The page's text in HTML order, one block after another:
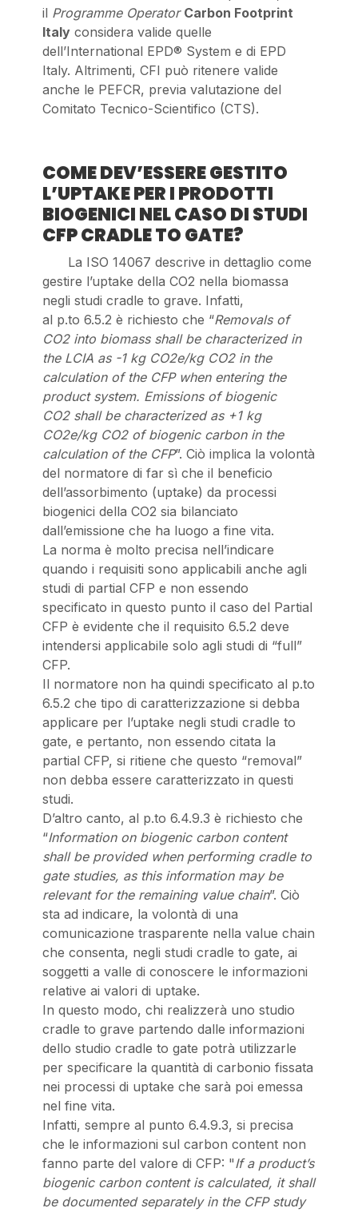
il Programme Operator Carbon Footprint
Italy considera valide quelle
dell’International EPD® System e di EPD
Italy. Altrimenti, CFI può ritenere valide
anche le PEFCR, previa valutazione del
Comitato Tecnico-Scientifico (CTS).
COME DEV’ESSERE GESTITO
L’UPTAKE PER I PRODOTTI
BIOGENICI NEL CASO DI STUDI
CFP CRADLE TO GATE?
La ISO 14067 descrive in dettaglio come
gestire l’uptake della CO2 nella biomassa
negli studi cradle to grave. Infatti,
al p.to 6.5.2 è richiesto che “Removals of
CO2 into biomass shall be characterized in
the LCIA as -1 kg CO2e/kg CO2 in the
calculation of the CFP when entering the
product system. Emissions of biogenic
CO2 shall be characterized as +1 kg
CO2e/kg CO2 of biogenic carbon in the
calculation of the CFP”. Ciò implica la volontà
del normatore di far sì che il beneficio
dell’assorbimento (uptake) da processi
biogenici della CO2 sia bilanciato
dall’emissione che ha luogo a fine vita.
La norma è molto precisa nell’indicare
quando i requisiti sono applicabili anche agli
studi di partial CFP e non essendo
specificato in questo punto il caso del Partial
CFP è evidente che il requisito 6.5.2 deve
intendersi applicabile solo agli studi di “full”
CFP.
Il normatore non ha quindi specificato al p.to
6.5.2 che tipo di caratterizzazione si debba
applicare per l’uptake negli studi cradle to
gate, e pertanto, non essendo citata la
partial CFP, si ritiene che questo “removal”
non debba essere caratterizzato in questi
studi.
D’altro canto, al p.to 6.4.9.3 è richiesto che
“Information on biogenic carbon content
shall be provided when performing cradle to
gate studies, as this information may be
relevant for the remaining value chain”. Ciò
sta ad indicare, la volontà di una
comunicazione trasparente nella value chain
che consenta, negli studi cradle to gate, ai
soggetti a valle di conoscere le informazioni
relative ai valori di uptake.
In questo modo, chi realizzerà uno studio
cradle to grave partendo dalle informazioni
dello studio cradle to gate potrà utilizzarle
per specificare la quantità di carbonio fissata
nei processi di uptake che sarà poi emessa
nel fine vita.
Infatti, sempre al punto 6.4.9.3, si precisa
che le informazioni sul carbon content non
fanno parte del valore di CFP: "If a product’s
biogenic carbon content is calculated, it shall
be documented separately in the CFP study